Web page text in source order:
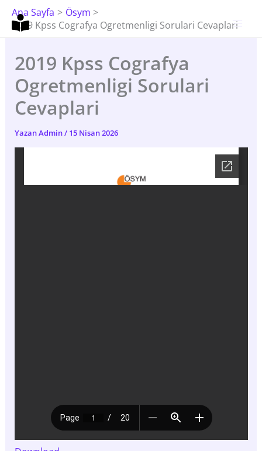
İçeriğe
Atla
Ana Sayfa
Ösym
2019 Kpss Cografya Ogretmenligi Sorulari Cevaplari
2019 Kpss Cografya
Ogretmenligi Sorulari
Cevaplari
YazanAdmin/ 15 Nisan 2026